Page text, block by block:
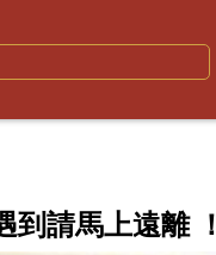
到請馬上遠離 ！